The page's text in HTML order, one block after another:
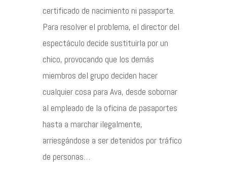
certificado de nacimiento ni pasaporte.
Para resolver el problema, el director del
espectáculo decide sustituirla por un
chico, provocando que los demás
miembros del grupo deciden hacer
cualquier cosa para Ava, desde sobornar
al empleado de la oficina de pasaportes
hasta a marchar ilegalmente,
arriesgándose a ser detenidos por tráfico
de personas…